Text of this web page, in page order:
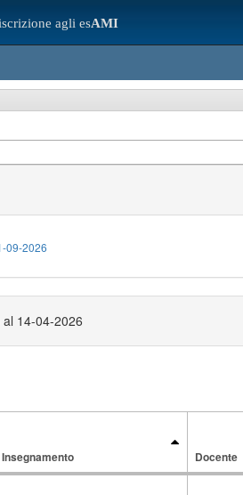
agli esAMI
09-2026
14-04-2026
Insegnamento Docente